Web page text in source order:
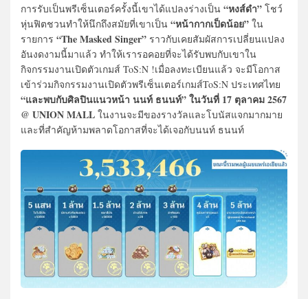
การรับเป็นพรีเซ็นเตอร์ครั้งนี้เขาได้แปลงร่างเป็น “หงส์ดำ” โชว์
หุ่นฟิตชวนทำให้นึกถึงสมัยที่เขาเป็น “หน้ากากเป็ดน้อย” ใน
รายการ “The Masked Singer” ราวกับเคยสัมผัสการเปลี่ยนแปลง
อันงดงามนี้มาแล้ว ทำให้เรารอคอยที่จะได้รับพบกับเขาใน
กิจกรรมงานเปิดตัวเกมส์ ToS:N !เมื่อลงทะเบียนแล้ว จะมีโอกาส
เข้าร่วมกิจกรรมงานเปิดตัวพรีเซ็นเตอร์เกมส์ToS:N ประเทศไทย
“และพบกับศิลปินแนวหน้า นนท์ ธนนท์” ในวันที่ 17 ตุลาคม 2567
@ UNION MALL ในงานจะมีของรางวัลและโบนัสแจกมากมาย
และที่สำคัญห้ามพลาดโอกาสที่จะได้เจอกับนนท์ ธนนท์